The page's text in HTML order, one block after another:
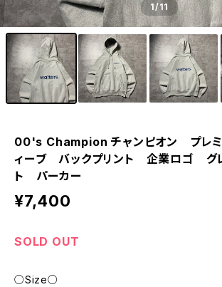
1/11
00's Champion チャンピオン プレミ
ィーブ バックプリント 企業ロゴ グ
ト パーカー
¥7,400
SOLD OUT
○Size○